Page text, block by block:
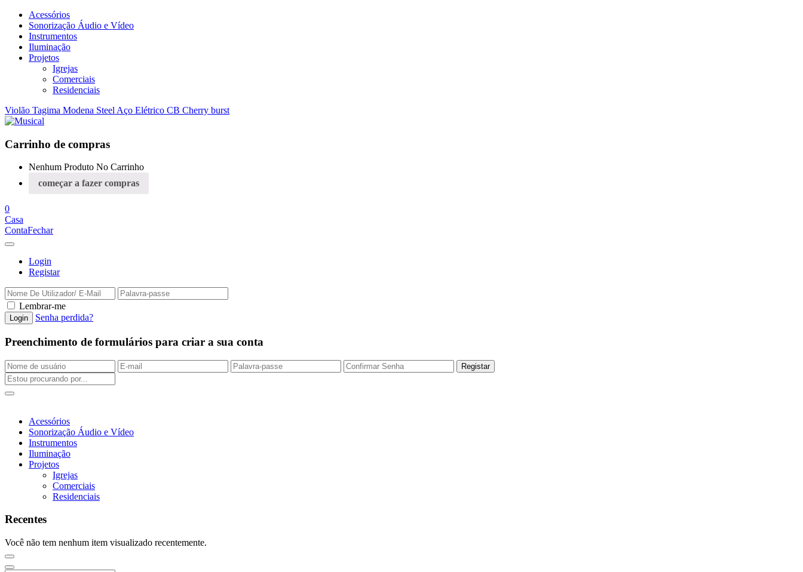
Acessórios
Sonorização Áudio e Vídeo
Instrumentos
Iluminação
Projetos
Igrejas
Comerciais
Residenciais
Violão Tagima Modena Steel Aço Elétrico CB Cherry burst
Carrinho de compras
Nenhum Produto No Carrinho
começar a fazer compras
0
Casa
ContaFechar
Login
Registar
Lembrar-me
Senha perdida?
Preenchimento de formulários para criar a sua conta
Acessórios
Sonorização Áudio e Vídeo
Instrumentos
Iluminação
Projetos
Igrejas
Comerciais
Residenciais
Recentes
Você não tem nenhum item visualizado recentemente.